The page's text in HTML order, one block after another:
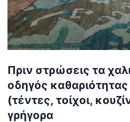
Πριν στρώσεις τα
οδηγός καθαριότητας
(τέντες, τοίχοι,
γρήγορα